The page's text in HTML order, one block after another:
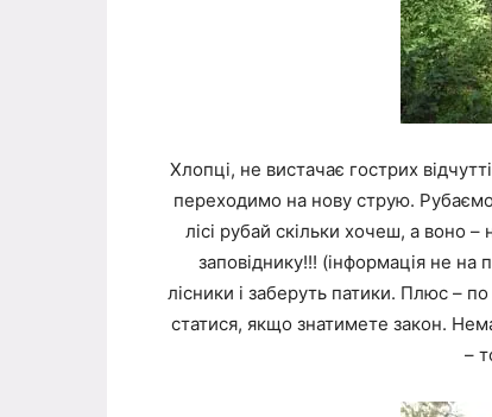
Хлопці, не вистачає гострих
переходимо на нову струю.
лісі рубай скільки хочеш, а воно
заповіднику!!! (інформація не на
лісники і заберуть патики. Плюс –
статися, якщо знатимете закон.
–